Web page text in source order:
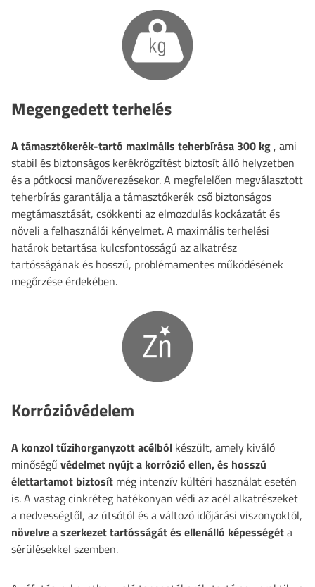
Megengedett terhelés
A támasztókerék-tartó maximális teherbírása 300 kg, ami
stabil és biztonságos kerékrögzítést biztosít álló helyzetben
és a pótkocsi manőverezésekor. A megfelelően megválasztott
teherbírás garantálja a támasztókerék cső biztonságos
megtámasztását, csökkenti az elmozdulás kockázatát és
növeli a felhasználói kényelmet. A maximális terhelési
határok betartása kulcsfontosságú az alkatrész
tartósságának és hosszú, problémamentes működésének
megőrzése érdekében.
Korrózióvédelem
A konzoltűzihorganyzott acélból készült, amely kiváló
minőségű védelmet nyújt a korrózió ellen, és hosszú
élettartamot biztosít még intenzív kültéri használat esetén
is. A vastag cinkréteg hatékonyan védi az acél alkatrészeket
a nedvességtől, az útsótól és a változó időjárási viszonyoktól,
növelve a szerkezet tartósságát és ellenálló képességéta
sérülésekkel szemben.